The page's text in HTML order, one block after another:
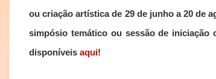
ou criação artística de 29 de junho a 20 de
simpósio temático ou sessão de iniciação
disponíveis aqui!